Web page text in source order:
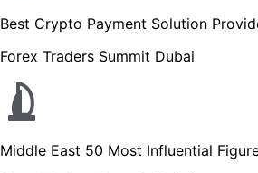
Best Crypto Payment Solution
Forex Traders Summit Dubai
Middle East 50 Most Influential